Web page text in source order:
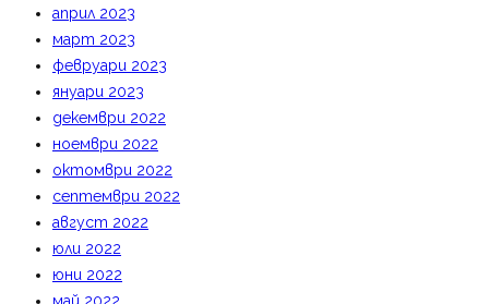
април 2023
март 2023
февруари 2023
януари 2023
декември 2022
ноември 2022
октомври 2022
септември 2022
август 2022
юли 2022
юни 2022